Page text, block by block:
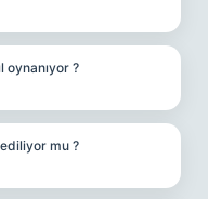
oynanıyor ?
mu ?